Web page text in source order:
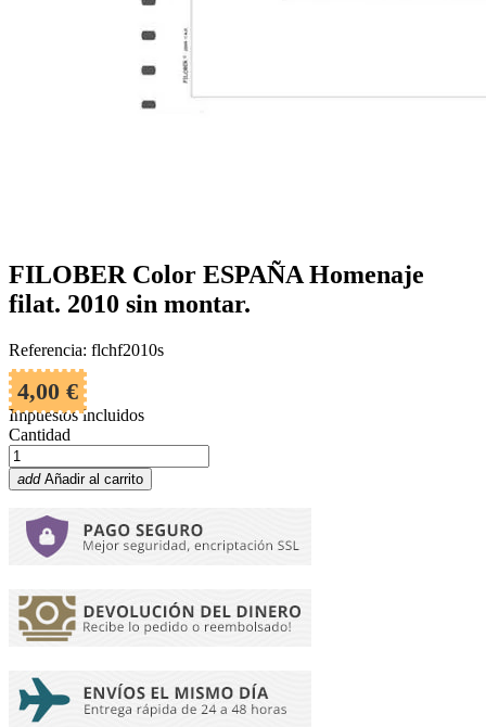
FILOBER Color ESPAÑA Homenaje
filat. 2010 sin montar.
Referencia: flchf2010s
4,00 €
Impuestos incluidos
Cantidad
add Añadir al carrito